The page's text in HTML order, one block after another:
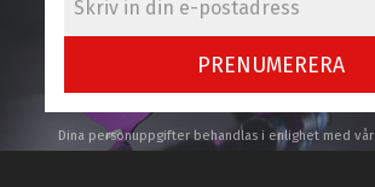
PRENUMERERA
Dina personuppgifter behandlas i enlighet med vår